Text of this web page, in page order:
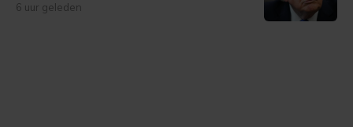
6 uur geleden